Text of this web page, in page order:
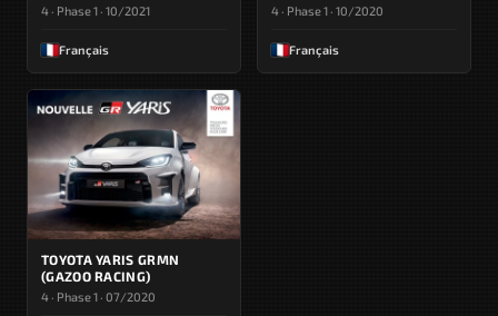
4 · Phase 1 · 10/2021
Français
4 · Phase 1 · 10/2020
Français
TOYOTA YARIS GRMN
(GAZOO RACING)
4 · Phase 1 · 07/2020